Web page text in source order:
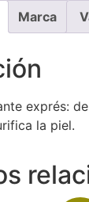
Marca
exprés:
la piel.